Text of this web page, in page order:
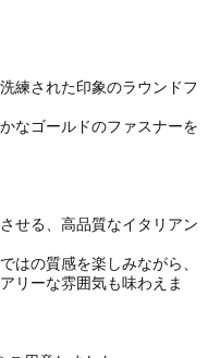
練された印象のラウンドフ
なゴールドのファスナーを
せる、高品質なイタリアン
はの質感を楽しみながら、
リーな雰囲気も味わえま